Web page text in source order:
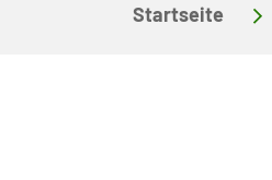
Startseite